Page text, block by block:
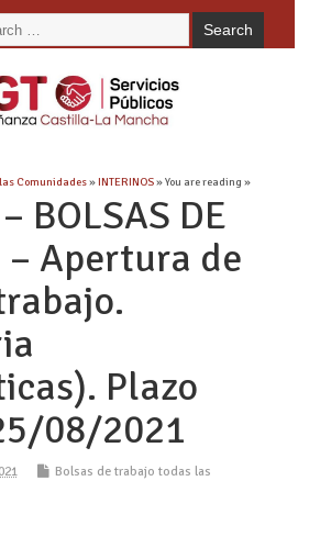
Comunidades»INTERINOS» You are reading »
BOLSAS DE
– Apertura de
Plazo
08/2021
Bolsas de trabajo todas las